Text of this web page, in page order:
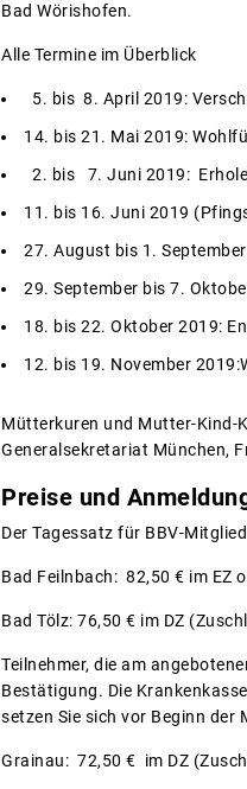
Bad Wörishofen.
Alle Termine im Überblick
5. bis 8. April 2019:
14. bis 21. Mai 2019:
2. bis 7. Juni 2019:
11. bis 16. Juni 2019
27. August bis 1.
29. September bis 7.
18. bis 22. Oktober 2019:
12. bis 19. November
Mütterkuren und Mutter-Kind-
Generalsekretariat München,
Preise und
Der Tagessatz für BBV-
Bad Feilnbach: 82,50 € im EZ
Bad Tölz: 76,50 € im DZ
Teilnehmer, die am
Bestätigung. Die
setzen Sie sich vor Beginn der
Grainau: 72,50 € im DZ